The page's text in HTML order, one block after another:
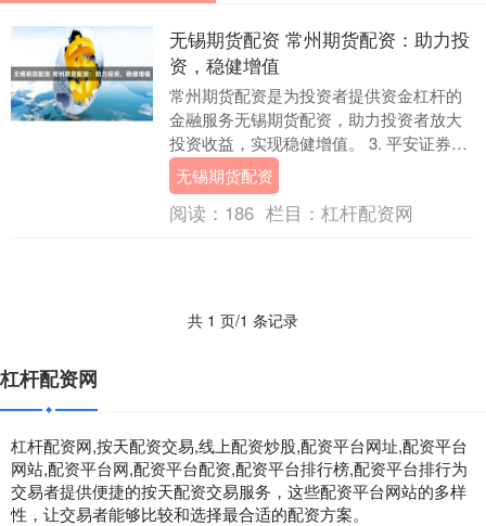
无锡期货配资 常州期货配资：助力投
资，稳健增值
常州期货配资是为投资者提供资金杠杆的
金融服务无锡期货配资，助力投资者放大
投资收益，实现稳健增值。 3. 平安证券：
平安证券是一家知名的证券公司，也提供
股票配资服....
无锡期货配资
阅读： 186 栏目： 杠杆配资网
共 1 页/1 条记录
杠杆配资网
杠杆配资网,按天配资交易,线上配资炒股,配资平台网址,配资平台
网站,配资平台网,配资平台配资,配资平台排行榜,配资平台排行为
交易者提供便捷的按天配资交易服务，这些配资平台网站的多样
性，让交易者能够比较和选择最合适的配资方案。